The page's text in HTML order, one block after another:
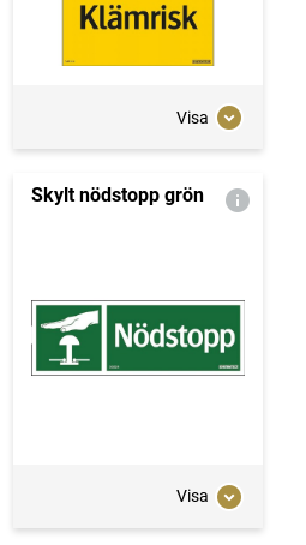
Visa
Skylt nödstopp grön
Visa